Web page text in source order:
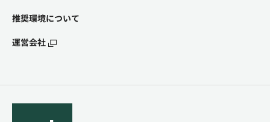
推奨環境について
運営会社